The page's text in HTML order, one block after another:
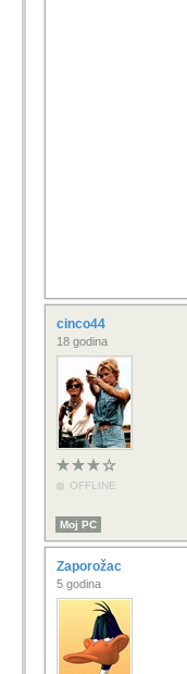
cinco44
18 godina
OFFLINE
Moj PC
Zaporožac
5 godina